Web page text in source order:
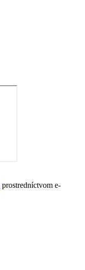
prostredníctvom e-